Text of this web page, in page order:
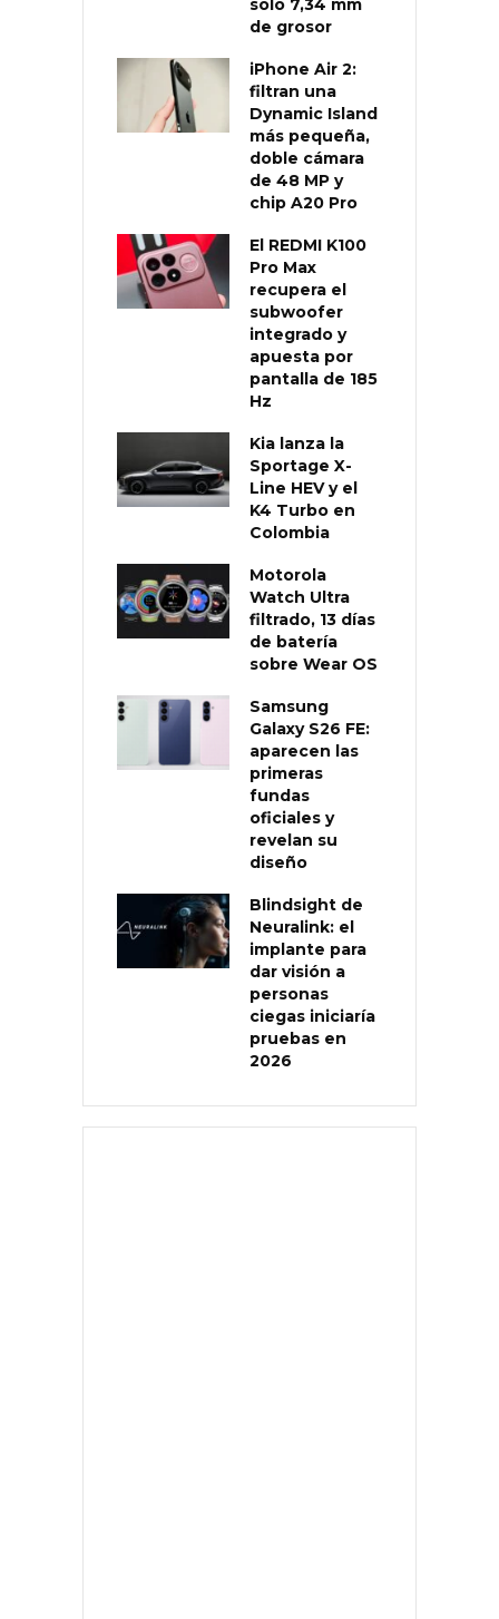
de grosor
iPhone Air 2:
filtran una
Dynamic Island
más pequeña,
doble cámara
de 48 MP y
chip A20 Pro
El REDMI K100
Pro Max
recupera el
subwoofer
integrado y
apuesta por
pantalla de 185
Hz
Kia lanza la
Sportage X-
Line HEV y el
K4 Turbo en
Colombia
Motorola
Watch Ultra
filtrado, 13 días
de batería
sobre Wear OS
Samsung
Galaxy S26 FE:
aparecen las
primeras
fundas
oficiales y
revelan su
diseño
Blindsight de
Neuralink: el
implante para
dar visión a
personas
ciegas iniciaría
pruebas en
2026